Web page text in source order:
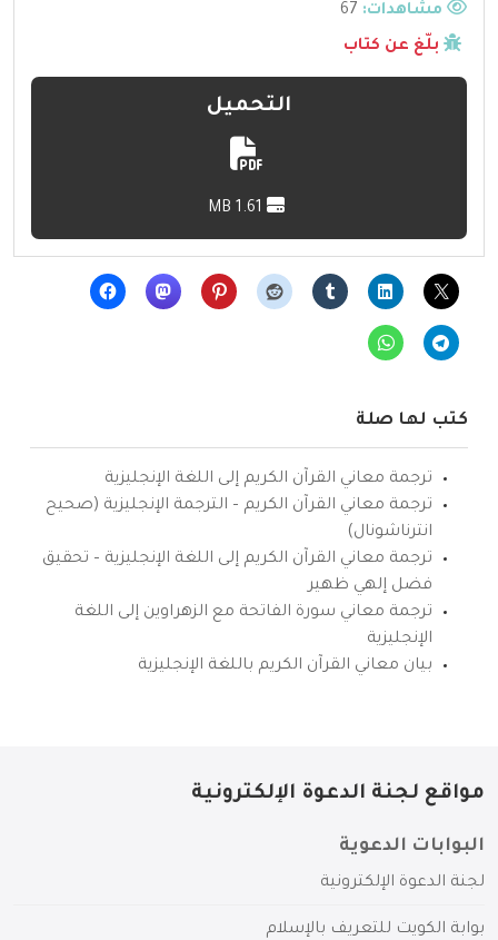
مشاهدات:
بلّغ عن كتاب
التحميل
كتب لها صلة
ترجمة معاني القرآن الكريم إلى اللغة الإنجليزية
ترجمة معاني القرآن الكريم – الترجمة الإنجليزية (صحيح
انترناشونال)
ترجمة معاني القرآن الكريم إلى اللغة الإنجليزية – تحقيق
فضل إلهي ظهير
ترجمة معاني سورة الفاتحة مع الزهراوين إلى اللغة
الإنجليزية
بيان معاني القرآن الكريم باللغة الإنجليزية
مواقع لجنة الدعوة الإلكترونية
البوابات الدعوية
لجنة الدعوة الإلكترونية
بوابة الكويت للتعريف بالإسلام